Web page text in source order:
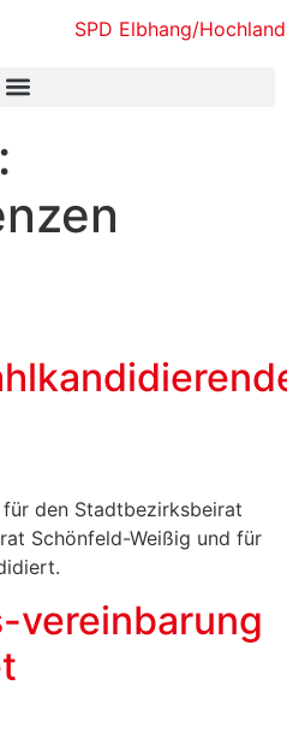
den Stadtbezirksbeirat
Schönfeld-Weißig und für
vereinbarung